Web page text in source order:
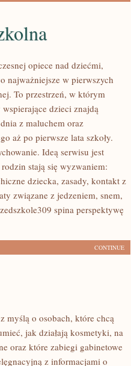
opiece nad dziećmi,
najważniejsze w pierwszych
To przestrzeń, w którym
dzieci znajdą
z maluchem oraz
aż po pierwsze lata szkoły.
Ideą serwisu jest
stają się wyzwaniem:
dziecka, zasady, kontakt z
związane z jedzeniem, snem,
spina perspektywę
CONTINUE
myślą o osobach, które chcą
jak działają kosmetyki, na
oraz które zabiegi gabinetowe
z informacjami o